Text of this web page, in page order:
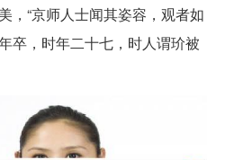
，“京师人士闻其姿容，观者如
卒，时年二十七，时人谓玠被